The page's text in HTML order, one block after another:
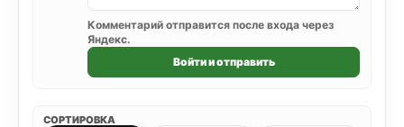
Комментарий отправится после входа через
Яндекс.
Войти и отправить
СОРТИРОВКА